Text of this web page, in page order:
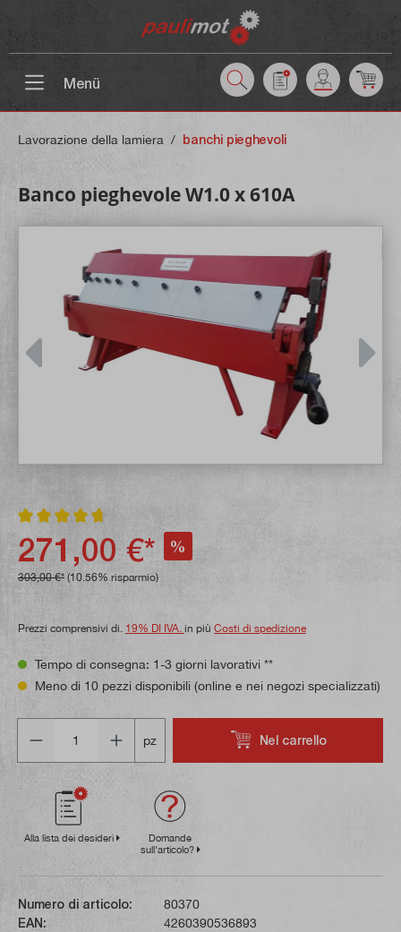
Menü
Lavorazione della lamiera / banchi pieghevoli
Banco pieghevole W1.0 x 610A
Valutazione media di 4.8 su 5 stelle
271,00 €* %
303,00 €* (10.56% risparmio)
Prezzi comprensivi di. 19% DI IVA. in più Costi di spedizione
Tempo di consegna: 1-3 giorni lavorativi **
Meno di 10 pezzi disponibili (online e nei negozi specializzati)
pz
Nel carrello
Alla lista dei desideri
Domande
sull'articolo?
Numero di articolo:
80370
EAN:
4260390536893